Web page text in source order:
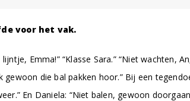
voor het vak.
Emma!” “Klasse Sara.” “Niet wachten,
gewoon die bal pakken hoor.” Bij een
En Daniela: “Niet balen, gewoon